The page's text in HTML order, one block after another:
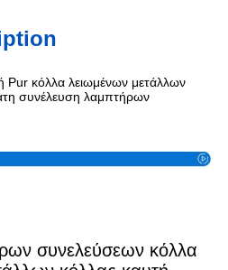
Pur κόλλα λειωμένων μετάλλων
συνέλευση λαμπτήρων
συνελεύσεων κόλλα